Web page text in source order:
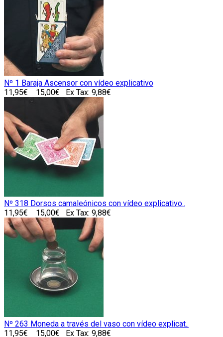
Nº 1 Baraja Ascensor con vídeo explicativo
11,95€
15,00€ Ex Tax: 9,88€
Nº 318 Dorsos camaleónicos con vídeo explicativo..
11,95€
15,00€ Ex Tax: 9,88€
Nº 263 Moneda a través del vaso con vídeo explicat..
11,95€
15,00€ Ex Tax: 9,88€